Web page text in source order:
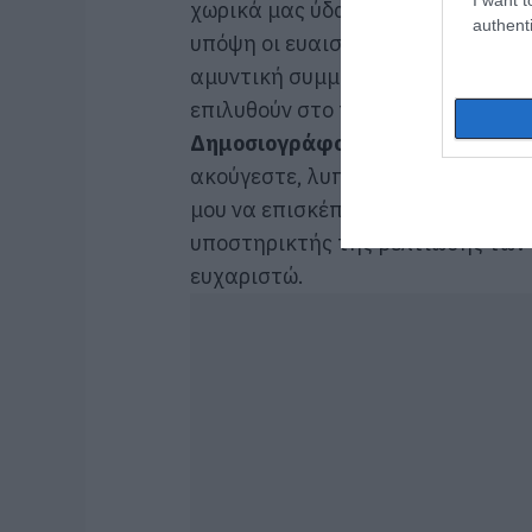
χωρικά μας ύδατα, πιστεύω ότι
υπόψη οι ευαισθησίες όλων των
αμυντική συμμαχία και είμαι
επιλυθούν στο πνεύμα της σχέσης
Δημοσιογράφος:
(Ομιλία εκτός
ακούγεστε, λυπάμαι. Αυτό που
μου να επισκέπτομαι την Άγκυρα
υποστηρικτής της βελτίωσης
ευχαριστώ.